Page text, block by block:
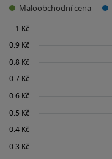
Maloobchodní cena